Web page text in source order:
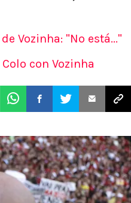
Vozinha: "No está..."
con Vozinha